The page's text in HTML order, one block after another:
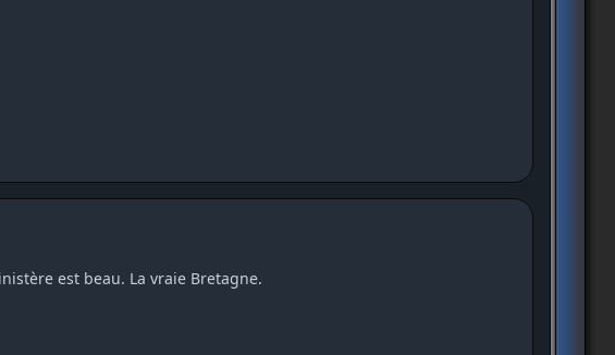
est beau. La vraie Bretagne.